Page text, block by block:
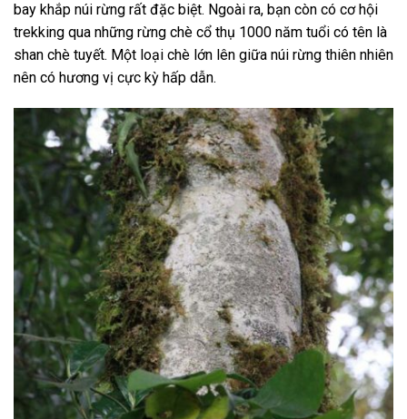
bay khắp núi rừng rất đặc biệt. Ngoài ra, bạn còn có cơ hội
trekking qua những rừng chè cổ thụ 1000 năm tuổi có tên là
shan chè tuyết. Một loại chè lớn lên giữa núi rừng thiên nhiên
nên có hương vị cực kỳ hấp dẫn.